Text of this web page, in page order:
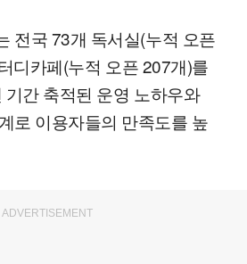
전국 73개 독서실(누적 오픈
디카페(누적 오픈 207개)를
간 축적된 운영 노하우와
로 이용자들의 만족도를 높
ADVERTISEMENT